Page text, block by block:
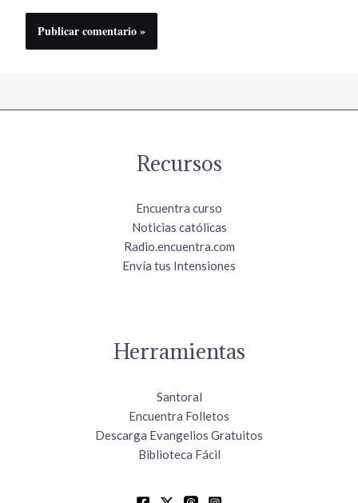
Recursos
Encuentra curso
Noticias católicas
Radio.encuentra.com
Envía tus Intensiones
Herramientas
Santoral
Encuentra Folletos
Descarga Evangelios Gratuitos
Biblioteca Fácil